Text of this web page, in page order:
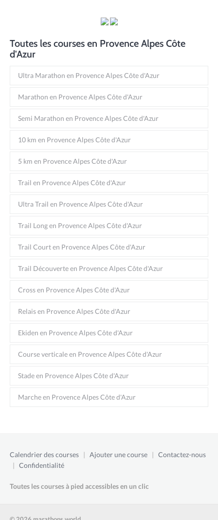
Toutes les courses en Provence Alpes Côte
d'Azur
Ultra Marathon en Provence Alpes Côte d'Azur
Marathon en Provence Alpes Côte d'Azur
Semi Marathon en Provence Alpes Côte d'Azur
10 km en Provence Alpes Côte d'Azur
5 km en Provence Alpes Côte d'Azur
Trail en Provence Alpes Côte d'Azur
Ultra Trail en Provence Alpes Côte d'Azur
Trail Long en Provence Alpes Côte d'Azur
Trail Court en Provence Alpes Côte d'Azur
Trail Découverte en Provence Alpes Côte d'Azur
Cross en Provence Alpes Côte d'Azur
Relais en Provence Alpes Côte d'Azur
Ekiden en Provence Alpes Côte d'Azur
Course verticale en Provence Alpes Côte d'Azur
Stade en Provence Alpes Côte d'Azur
Marche en Provence Alpes Côte d'Azur
Calendrier des courses | Ajouter une course | Contactez-nous
| Confidentialité
Toutes les courses à pied accessibles en un clic